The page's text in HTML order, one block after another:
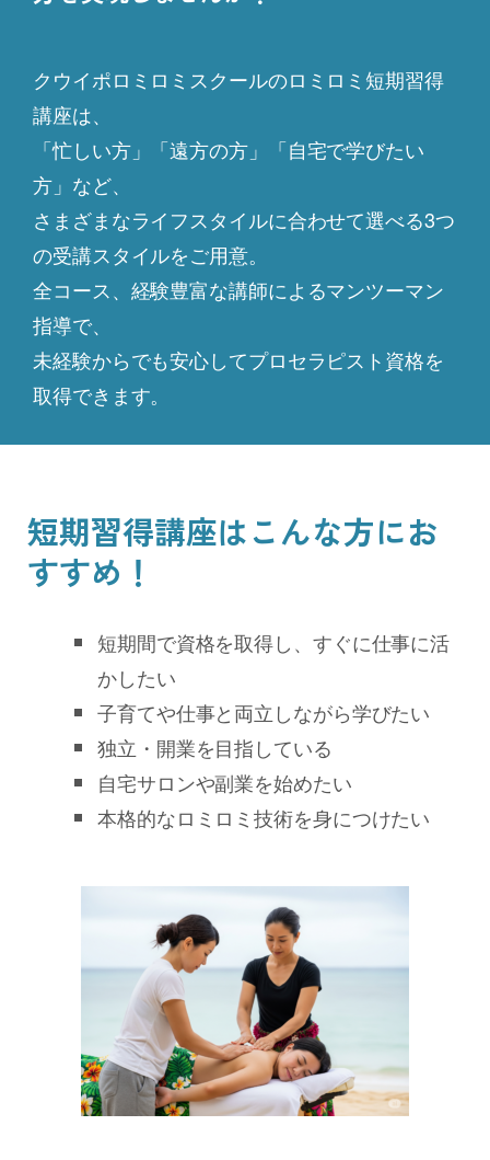
クウイポロミロミスクールのロミロミ短期習得
講座は、
「忙しい方」「遠方の方」「自宅で学びたい
方」など、
さまざまなライフスタイルに合わせて選べる3つ
の受講スタイルをご用意。
全コース、経験豊富な講師によるマンツーマン
指導で、
未経験からでも安心してプロセラピスト資格を
取得できます。
短期習得講座はこんな方にお
すすめ！
短期間で資格を取得し、すぐに仕事に活
かしたい
子育てや仕事と両立しながら学びたい
独立・開業を目指している
自宅サロンや副業を始めたい
本格的なロミロミ技術を身につけたい